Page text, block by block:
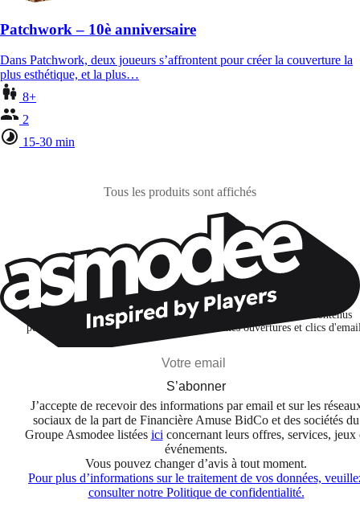
Patchwork – 10è anniversaire
Dans Patchwork, deux joueurs s’affrontent pour créer la couverture la
plus esthétique, et la plus…
8+
2
15-30 min
Tous les produits sont affichés
Restons connectés !
Je m'abonne pour découvrir des jeux, des nouveautés et des contenus
personnalisés selon mes centres d'intérêt et mes ouvertures et clics
S’abonner
J’accepte de recevoir des informations par email et sur les
sociaux de la part de Financière Amuse BidCo et des sociétés du
Groupe Asmodee listées ici concernant leurs offres, services, jeux
événements.
Vous pouvez changer d’avis à tout moment.
Pour plus d’informations sur le traitement de vos données,
consulter notre Politique de confidentialité.